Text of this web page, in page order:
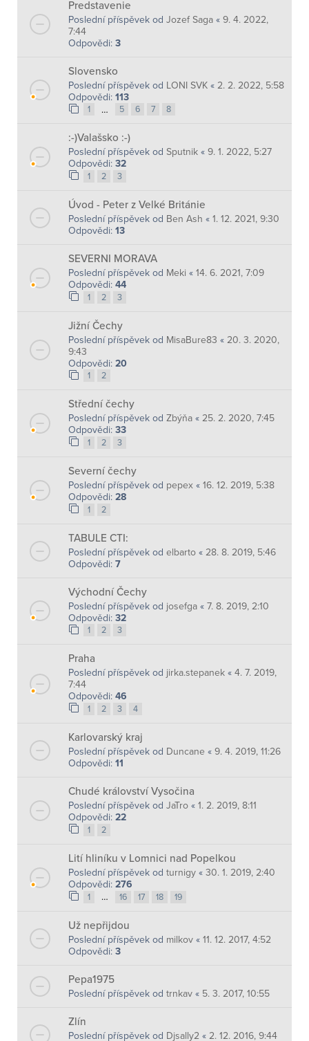
Predstavenie
Poslední příspěvek od Jozef Saga « 9. 4. 2022,
7:44
Odpovědi: 3
Slovensko
Poslední příspěvek od LONI SVK « 2. 2. 2022, 5:58
Odpovědi: 113
1 … 5 6 7 8
:-)Valašsko :-)
Poslední příspěvek od Sputnik « 9. 1. 2022, 5:27
Odpovědi: 32
1 2 3
Úvod - Peter z Velké Británie
Poslední příspěvek od Ben Ash « 1. 12. 2021, 9:30
Odpovědi: 13
SEVERNI MORAVA
Poslední příspěvek od Meki « 14. 6. 2021, 7:09
Odpovědi: 44
1 2 3
Jižní Čechy
Poslední příspěvek od MisaBure83 « 20. 3. 2020,
9:43
Odpovědi: 20
1 2
Střední čechy
Poslední příspěvek od Zbýňa « 25. 2. 2020, 7:45
Odpovědi: 33
1 2 3
Severní čechy
Poslední příspěvek od pepex « 16. 12. 2019, 5:38
Odpovědi: 28
1 2
TABULE CTI:
Poslední příspěvek od elbarto « 28. 8. 2019, 5:46
Odpovědi: 7
Východní Čechy
Poslední příspěvek od josefga « 7. 8. 2019, 2:10
Odpovědi: 32
1 2 3
Praha
Poslední příspěvek od jirka.stepanek « 4. 7. 2019,
7:44
Odpovědi: 46
1 2 3 4
Karlovarský kraj
Poslední příspěvek od Duncane « 9. 4. 2019, 11:26
Odpovědi: 11
Chudé království Vysočina
Poslední příspěvek od JaTro « 1. 2. 2019, 8:11
Odpovědi: 22
1 2
Lití hliníku v Lomnici nad Popelkou
Poslední příspěvek od turnigy « 30. 1. 2019, 2:40
Odpovědi: 276
1 … 16 17 18 19
Už nepřijdou
Poslední příspěvek od milkov « 11. 12. 2017, 4:52
Odpovědi: 3
Pepa1975
Poslední příspěvek od trnkav « 5. 3. 2017, 10:55
Zlín
Poslední příspěvek od Djsally2 « 2. 12. 2016, 9:44